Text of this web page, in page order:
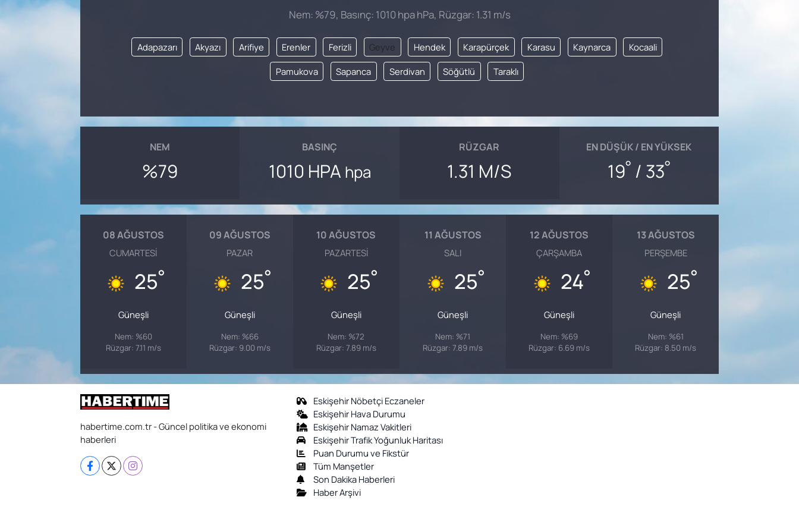
Nem: %79, Basınç: 1010 hpa hPa, Rüzgar: 1.31 m/s
Adapazarı Akyazı Arifiye Erenler Ferizli Geyve Hendek Karapürçek Karasu Kaynarca Kocaali
Pamukova Sapanca Serdivan Söğütlü Taraklı
NEM
%79
BASINÇ
1010 HPA hpa
RÜZGAR
1.31 M/S
EN DÜŞÜK / EN YÜKSEK
19° / 33°
08 AĞUSTOS
CUMARTESI
25°
Güneşli
Nem: %60
Rüzgar: 7.11 m/s
09 AĞUSTOS
PAZAR
25°
Güneşli
Nem: %66
Rüzgar: 9.00 m/s
10 AĞUSTOS
PAZARTESI
25°
Güneşli
Nem: %72
Rüzgar: 7.89 m/s
11 AĞUSTOS
SALI
25°
Güneşli
Nem: %71
Rüzgar: 7.89 m/s
12 AĞUSTOS
ÇARŞAMBA
24°
Güneşli
Nem: %69
Rüzgar: 6.69 m/s
13 AĞUSTOS
PERŞEMBE
25°
Güneşli
Nem: %61
Rüzgar: 8.50 m/s
habertime.com.tr - Güncel politika ve ekonomi
haberleri
Eskişehir Nöbetçi Eczaneler
Eskişehir Hava Durumu
Eskişehir Namaz Vakitleri
Eskişehir Trafik Yoğunluk Haritası
Puan Durumu ve Fikstür
Tüm Manşetler
Son Dakika Haberleri
Haber Arşivi